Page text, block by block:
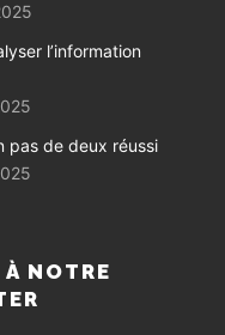
l’information
pas de deux réussi
NOTRE